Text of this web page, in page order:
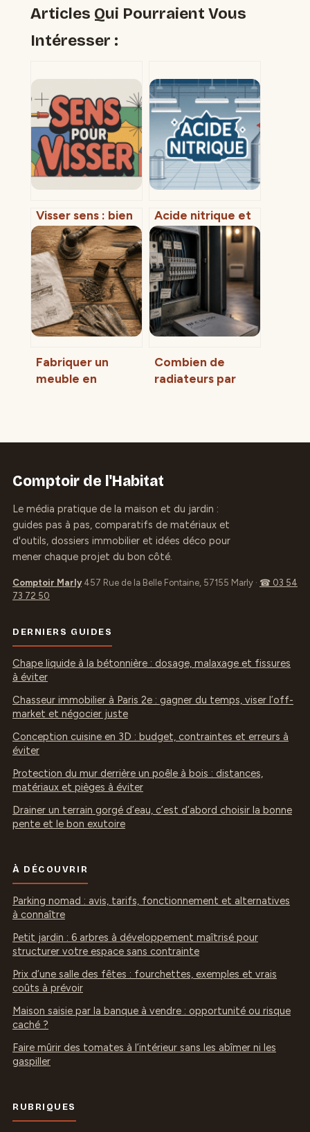
Articles Qui Pourraient Vous
Intéresser :
Visser sens : bien
comprendre le
geste, la sécurité
et l’orientation
Acide nitrique et
nettoyage
industriel
sécurisés :
usages, risques et
alternatives
Fabriquer un
meuble en
durable
Combien de
radiateurs par
une installation
Comptoir de l'Habitat
Le média pratique de la maison et du jardin :
guides pas à pas, comparatifs de matériaux et
d'outils, dossiers immobilier et idées déco pour
mener chaque projet du bon côté.
Comptoir Marly 457 Rue de la Belle Fontaine, 57155 Marly · ☎ 03 54
73 72 50
DERNIERS GUIDES
Chape liquide à la bétonnière : dosage, malaxage et fissures
à éviter
Chasseur immobilier à Paris 2e : gagner du temps, viser l’off-
market et négocier juste
Conception cuisine en 3D : budget, contraintes et erreurs à
éviter
Protection du mur derrière un poêle à bois : distances,
matériaux et pièges à éviter
Drainer un terrain gorgé d’eau, c’est d’abord choisir la bonne
pente et le bon exutoire
À DÉCOUVRIR
Parking nomad : avis, tarifs, fonctionnement et alternatives
à connaître
Petit jardin : 6 arbres à développement maîtrisé pour
structurer votre espace sans contrainte
Prix d’une salle des fêtes : fourchettes, exemples et vrais
coûts à prévoir
Maison saisie par la banque à vendre : opportunité ou risque
caché ?
Faire mûrir des tomates à l’intérieur sans les abîmer ni les
gaspiller
RUBRIQUES